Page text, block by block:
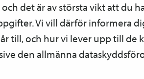
det är av största vikt att du
Vi vill därför informera
till, och hur vi lever upp till de
den allmänna